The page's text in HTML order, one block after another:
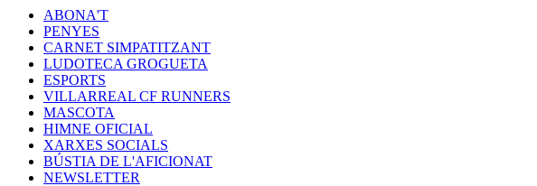
ABONA'T
PENYES
CARNET SIMPATITZANT
LUDOTECA GROGUETA
ESPORTS
VILLARREAL CF RUNNERS
MASCOTA
HIMNE OFICIAL
XARXES SOCIALS
BÚSTIA DE L'AFICIONAT
NEWSLETTER